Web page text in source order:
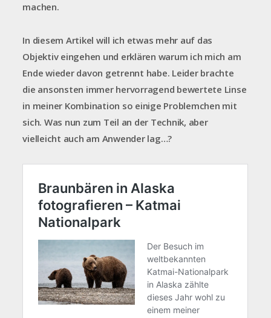
machen.
In diesem Artikel will ich etwas mehr auf das
Objektiv eingehen und erklären warum ich mich am
Ende wieder davon getrennt habe. Leider brachte
die ansonsten immer hervorragend bewertete Linse
in meiner Kombination so einige Problemchen mit
sich. Was nun zum Teil an der Technik, aber
vielleicht auch am Anwender lag…?